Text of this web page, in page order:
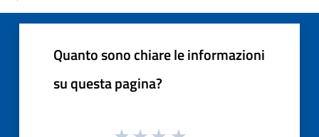
Quanto sono chiare le informazioni
su questa pagina?